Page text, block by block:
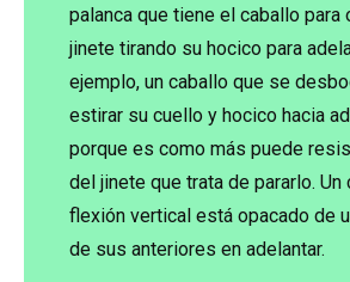
palanca que tiene el caballo para
jinete tirando su hocico para
ejemplo, un caballo que se
estirar su cuello y hocico hacia
porque es como más puede
del jinete que trata de pararlo. Un
flexión vertical está opacado de
de sus anteriores en adelantar.